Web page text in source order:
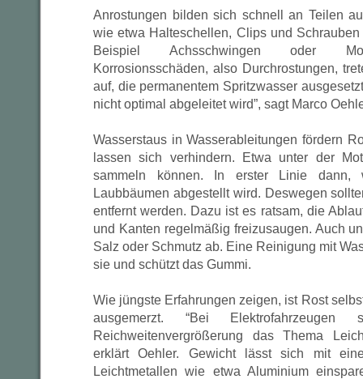
Anrostungen bilden sich schnell an Teilen
wie etwa Halteschellen, Clips und
Beispiel Achsschwingen oder
Korrosionsschäden, also Durchrostungen,
auf, die permanentem Spritzwasser
nicht optimal abgeleitet wird”, sagt Marco
Wasserstaus in Wasserableitungen fördern
lassen sich verhindern. Etwa unter der
sammeln können. In erster Linie dann,
Laubbäumen abgestellt wird. Deswegen
entfernt werden. Dazu ist es ratsam, die
und Kanten regelmäßig freizusaugen. Auch
Salz oder Schmutz ab. Eine Reinigung mit
sie und schützt das Gummi.
Wie jüngste Erfahrungen zeigen, ist Rost
ausgemerzt. “Bei
Reichweitenvergrößerung das Thema
erklärt Oehler. Gewicht lässt sich mit
Leichtmetallen wie etwa Aluminium